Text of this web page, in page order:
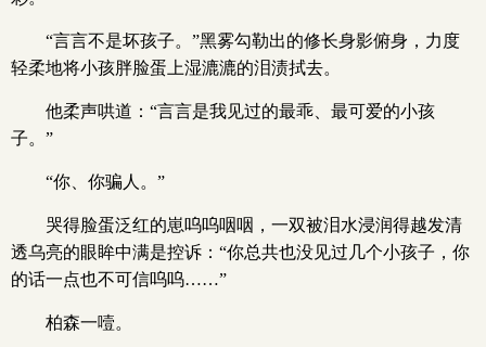
“言言不是坏孩子。”黑雾勾勒出的修长身影俯身，力度
轻柔地将小孩胖脸蛋上湿漉漉的泪渍拭去。
他柔声哄道：“言言是我见过的最乖、最可爱的小孩
子。”
“你、你骗人。”
哭得脸蛋泛红的崽呜呜咽咽，一双被泪水浸润得越发清
透乌亮的眼眸中满是控诉：“你总共也没见过几个小孩子，你
的话一点也不可信呜呜……”
柏森一噎。